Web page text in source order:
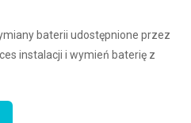
baterii udostępnione przez
instalacji i wymień baterię z